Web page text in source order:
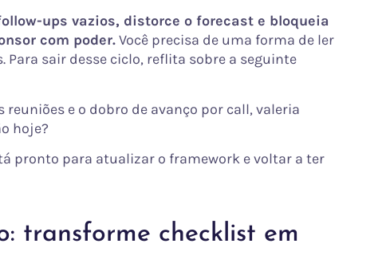
ups vazios, distorce o forecast e bloqueia
com poder.Você precisa de uma forma de ler
Para sair desse ciclo, reflita sobre a seguinte
reuniões e o dobro de avanço por call, valeria
hoje?
pronto para atualizar o framework e voltar a ter
transforme checklist em